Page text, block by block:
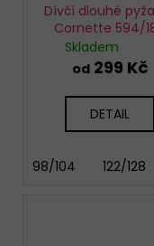
Dívčí dlouhé
Cornette 594/
Teddy
Skladem
od299 Kč
DETAIL
98/104 122/128